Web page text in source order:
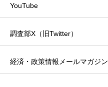
YouTube
調査部X（旧Twitter）
経済・政策情報 メールマガジン